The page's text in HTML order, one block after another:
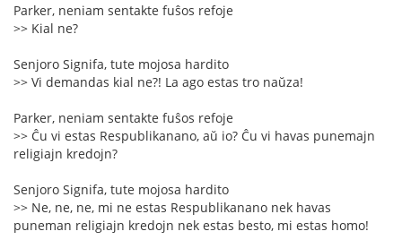
Parker, neniam sentakte fuŝos refoje
>> Kial ne?
Senjoro Signifa, tute mojosa hardito
>> Vi demandas kial ne?! La ago estas tro naŭza!
Parker, neniam sentakte fuŝos refoje
>> Ĉu vi estas Respublikanano, aŭ io? Ĉu vi havas punemajn
religiajn kredojn?
Senjoro Signifa, tute mojosa hardito
>> Ne, ne, ne, mi ne estas Respublikanano nek havas
puneman religiajn kredojn nek estas besto, mi estas homo!